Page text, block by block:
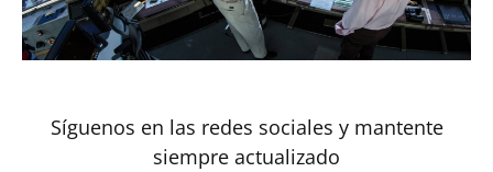
Síguenos en las redes sociales y mantente
siempre actualizado